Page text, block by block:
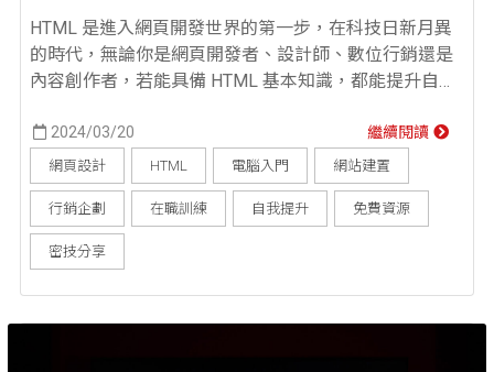
HTML 是進入網頁開發世界的第一步，在科技日新月異
的時代，無論你是網頁開發者、設計師、數位行銷還是
內容創作者，若能具備 HTML 基本知識，都能提升自我
念、HTML 語法與元素架構，幫助你快速建立 HTML 基
礎認知！ HTML 是什麼？ HTML（HyperText Markup
Language，超文字標記語言）是一種用來建立網頁的
標...
2024/03/20 繼續閱讀
網頁設計 HTML 電腦入門 網站建置
行銷企劃 在職訓練 自我提升 免費資源
密技分享